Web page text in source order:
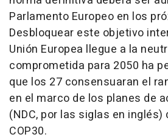
Parlamento Europeo en los
Desbloquear este objetivo
Unión Europea llegue a la
comprometida para 2050 ha
que los 27 consensuaran el
en el marco de los planes de
(NDC, por las siglas en inglés)
COP30.